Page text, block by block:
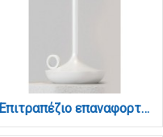
Επιτραπέζιο επαναφορτιζόμενο φωτιστικό 3CCT σε λευκή απόχρωση (3067-white)